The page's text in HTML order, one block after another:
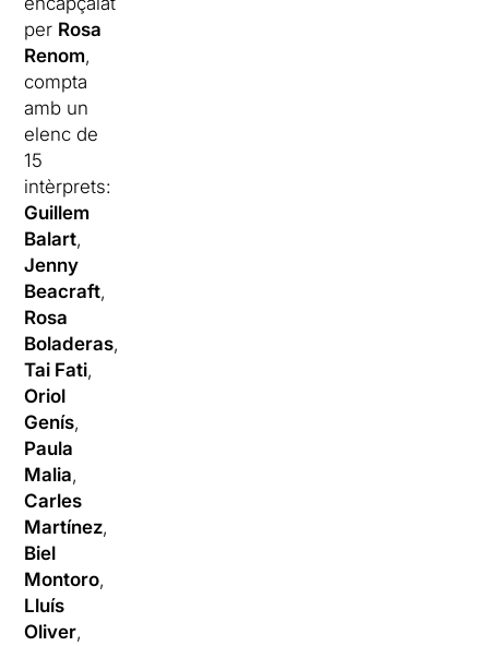
per Rosa
Renom,
compta
amb un
elenc de
15
intèrprets:
Guillem
Balart,
Jenny
Beacraft,
Rosa
Boladeras,
Tai Fati,
Oriol
Genís,
Paula
Malia,
Carles
Martínez,
Biel
Montoro,
Lluís
Oliver,